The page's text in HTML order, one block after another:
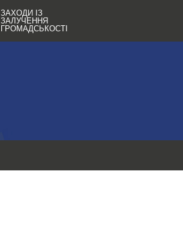
ЗАХОДИ ІЗ
ЗАЛУЧЕННЯ
ГРОМАДСЬКОСТІ